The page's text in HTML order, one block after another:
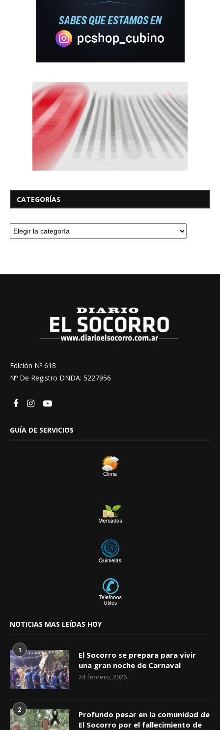
CATEGORÍAS
Edición Nº 618
Nº De Registro DNDA: 5227956
GUÍA DE SERVICIOS
NOTICIAS MAS LEÍDAS HOY
1
El Socorro se prepara para vivir
una gran noche de Carnaval
24 febrero, 2026
2
Profundo pesar en la comunidad de
El Socorro por el fallecimiento de